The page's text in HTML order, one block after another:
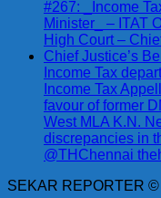
#267: _Income
Minister_ – ITAT
High Court –
Chief Justice’s
Income Tax
Income Tax
favour of former
West MLA K.N.
discrepancies in
@THChennai
SEKAR REPORTER